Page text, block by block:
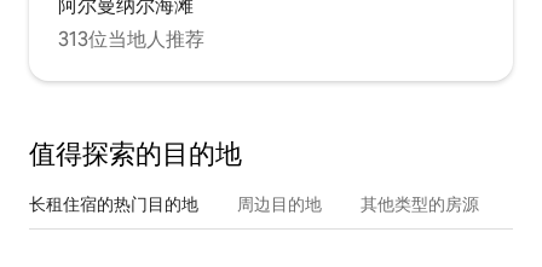
阿尔曼纳尔海滩
313位当地人推荐
值得探索的目的地
长租住宿的热门目的地 周边目的地 其他类型的房源